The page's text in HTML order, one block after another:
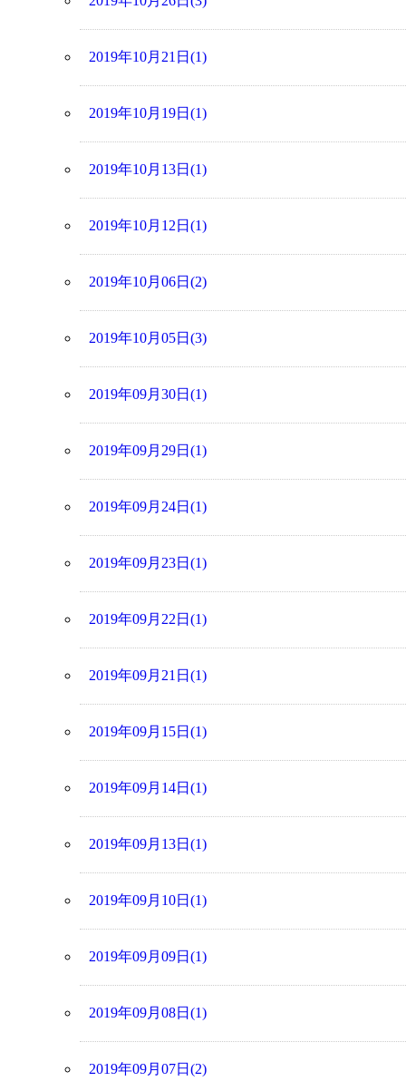
2019年10月21日(1)
2019年10月19日(1)
2019年10月13日(1)
2019年10月12日(1)
2019年10月06日(2)
2019年10月05日(3)
2019年09月30日(1)
2019年09月29日(1)
2019年09月24日(1)
2019年09月23日(1)
2019年09月22日(1)
2019年09月21日(1)
2019年09月15日(1)
2019年09月14日(1)
2019年09月13日(1)
2019年09月10日(1)
2019年09月09日(1)
2019年09月08日(1)
2019年09月07日(2)